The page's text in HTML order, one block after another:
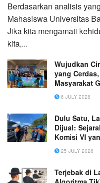
Berdasarkan analisis
Mahasiswa Universitas
Jika kita mengamati
kita,...
Wujudkan
yang
Masyarakat
Dhuafa
6 JULY 2026
Dulu Satu,
Dijual:
Komisi VI
25 JULY 2026
Terjebak di